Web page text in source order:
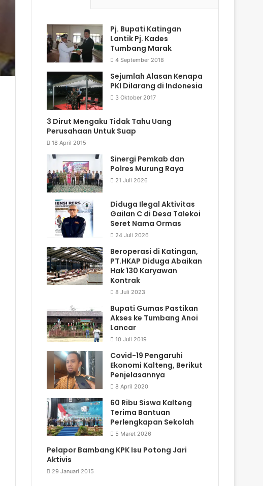
Pj. Bupati Katingan
Lantik Pj. Kades
Tumbang Marak
4 September 2018
Sejumlah Alasan Kenapa
PKI Dilarang di Indonesia
3 Oktober 2017
3 Dirut Mengaku Tidak Tahu Uang
Perusahaan Untuk Suap
18 April 2015
Sinergi Pemkab dan
Polres Murung Raya
21 Juli 2026
Diduga Ilegal Aktivitas
Gailan C di Desa Talekoi
Seret Nama Ormas
24 Juli 2026
Beroperasi di Katingan,
PT.HKAP Diduga Abaikan
Hak 130 Karyawan
Kontrak
8 Juli 2023
Bupati Gumas Pastikan
Akses ke Tumbang Anoi
Lancar
10 Juli 2019
Covid-19 Pengaruhi
Ekonomi Kalteng, Berikut
Penjelasannya
8 April 2020
60 Ribu Siswa Kalteng
Terima Bantuan
Perlengkapan Sekolah
5 Maret 2026
Pelapor Bambang KPK Isu Potong Jari
Aktivis
29 Januari 2015